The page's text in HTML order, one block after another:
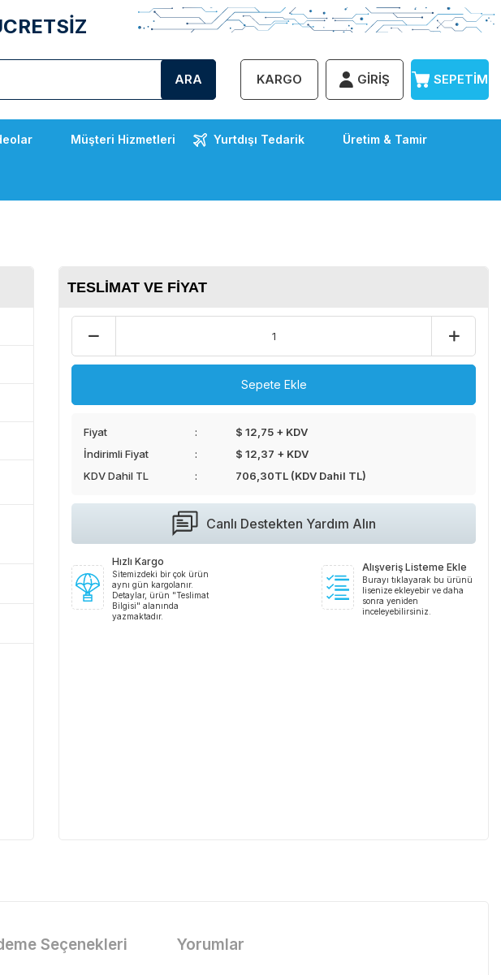
ARA KARGO GIRIŞ SEPETIM
Müşteri Hizmetleri Yurtdışı Tedarik Üretim & Tamir
TESLIMAT VE FIYAT
Sepete Ekle
Fiyat
$ 12,75 + KDV
İndirimli Fiyat
$ 12,37 + KDV
KDV Dahil TL
706,30TL (KDV Dahil TL)
Canlı Destekten Yardım Alın
Hızlı Kargo
Sitemizdeki bir çok ürün
aynı gün kargolanır.
Detaylar, ürün "Teslimat
Bilgisi" alanında
yazmaktadır.
Alışveriş Listeme Ekle
Burayı tıklayarak bu ürünü
lisenize ekleyebir ve daha
sonra yeniden
inceleyebilirsiniz.
Seçenekleri Yorumlar